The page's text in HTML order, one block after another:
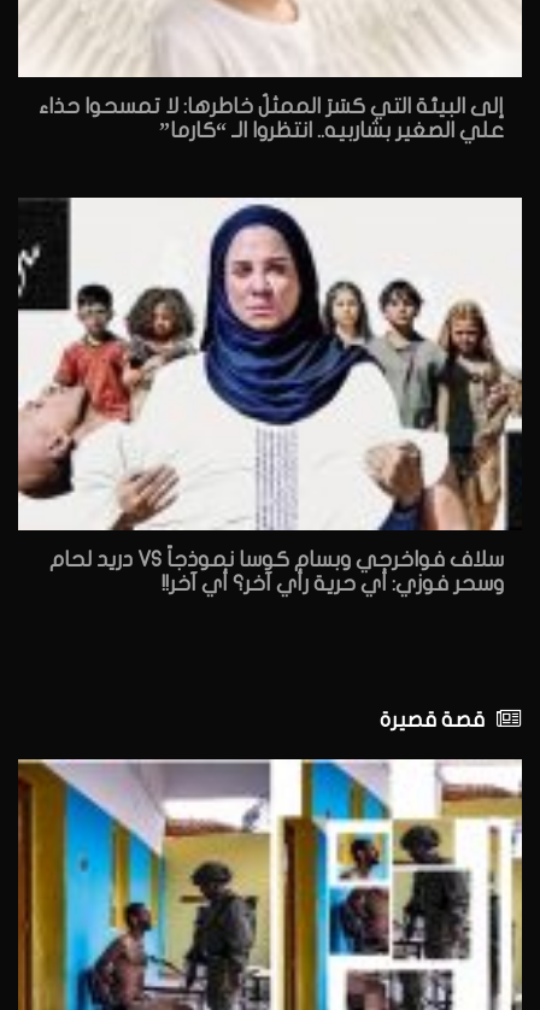
إلى البيئة التي كسَرَ الممثلُ خاطرها: لا تمسحوا حذاء
علي الصغير بشاربيه.. انتظروا الـ “كارما”
سلاف فواخرجي وبسام كوسا نموذجاً VS دريد لحام
وسحر فوزي: أي حرية رأي آخر؟ أي آخر!!
قصة قصيرة